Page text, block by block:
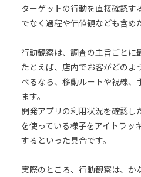
ターゲットの行動を直接確認す
でなく過程や価値観なども含め
行動観察は、調査の主旨ごとに
たとえば、店内でお客がどのよ
べるなら、移動ルートや視線、
ます。
開発アプリの利用状況を確認し
を使っている様子をアイトラッ
するといった具合です。
実際のところ、行動観察は、か